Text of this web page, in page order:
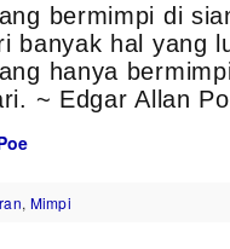
bermimpi di
banyak hal yang
hanya
~ Edgar Allan
, Mimpi